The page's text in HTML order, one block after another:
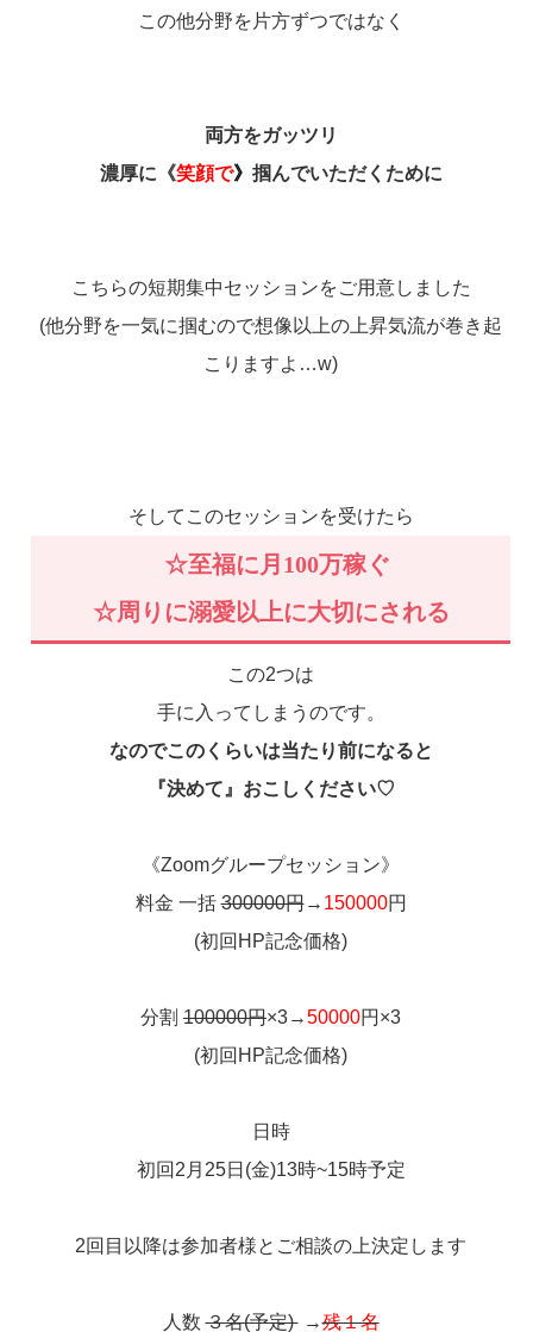
この他分野を片方ずつではなく
両方をガッツリ
濃厚に《笑顔で》 掴んでいただくために
こちらの短期集中セッションをご用意しました
(他分野を一気に掴むので想像以上の上昇気流が巻き起
こりますよ…w)
そしてこのセッションを受けたら
☆至福に月100万稼ぐ
☆周りに溺愛以上に大切にされる
この2つは
手に入ってしまうのです。
なのでこのくらいは当たり前になると
『決めて』おこしください♡
《Zoomグループセッション》
料金 一括300000円→ 150000円
(初回HP記念価格)
分割 100000円×3→50000円×3
(初回HP記念価格)
日時
初回2月25日(金)13時~15時予定
2回目以降は参加者様とご相談の上決定します
人数３名(予定)→残１名